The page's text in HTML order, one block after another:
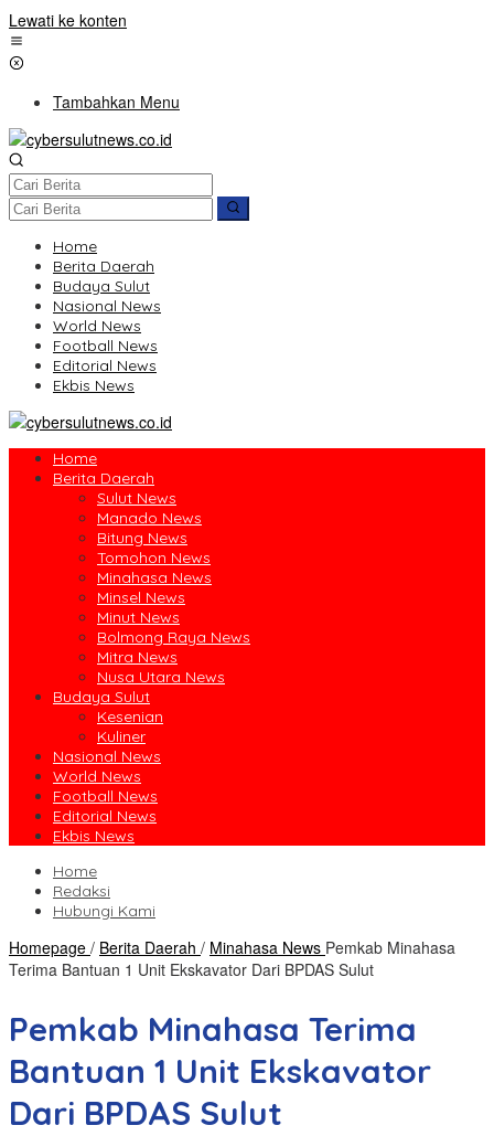
Lewati ke konten
Tambahkan Menu
Home
Berita Daerah
Budaya Sulut
Nasional News
World News
Football News
Editorial News
Ekbis News
Home
Berita Daerah
Sulut News
Manado News
Bitung News
Tomohon News
Minahasa News
Minsel News
Minut News
Bolmong Raya News
Mitra News
Nusa Utara News
Budaya Sulut
Kesenian
Kuliner
Nasional News
World News
Football News
Editorial News
Ekbis News
Home
Redaksi
Hubungi Kami
Homepage / Berita Daerah / Minahasa News Pemkab Minahasa
Terima Bantuan 1 Unit Ekskavator Dari BPDAS Sulut
Pemkab Minahasa Terima
Bantuan 1 Unit Ekskavator
Dari BPDAS Sulut